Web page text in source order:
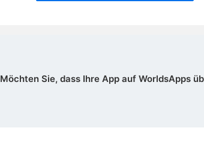
Möchten Sie, dass Ihre App auf WorldsApps